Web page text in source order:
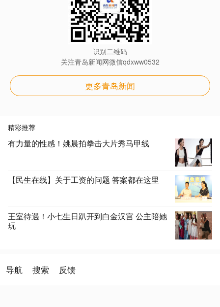
识别二维码
关注青岛新闻网微信qdxww0532
更多青岛新闻
精彩推荐
有力量的性感！姚晨拍拳击大片秀马甲线
【民生在线】关于工资的问题 答案都在这里
王室待遇！小七生日趴开到白金汉宫 公主陪她
玩
导航 搜索 反馈